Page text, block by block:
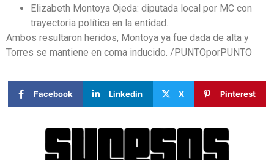
Elizabeth Montoya Ojeda: diputada local por MC con
trayectoria política en la entidad.
Ambos resultaron heridos, Montoya ya fue dada de alta y
Torres se mantiene en coma inducido. /PUNTOporPUNTO
Facebook Linkedin X Pinterest